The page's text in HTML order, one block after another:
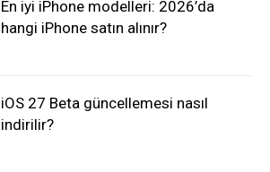
En iyi iPhone modelleri: 2026’da
hangi iPhone satın alınır?
iOS 27 Beta güncellemesi nasıl
indirilir?